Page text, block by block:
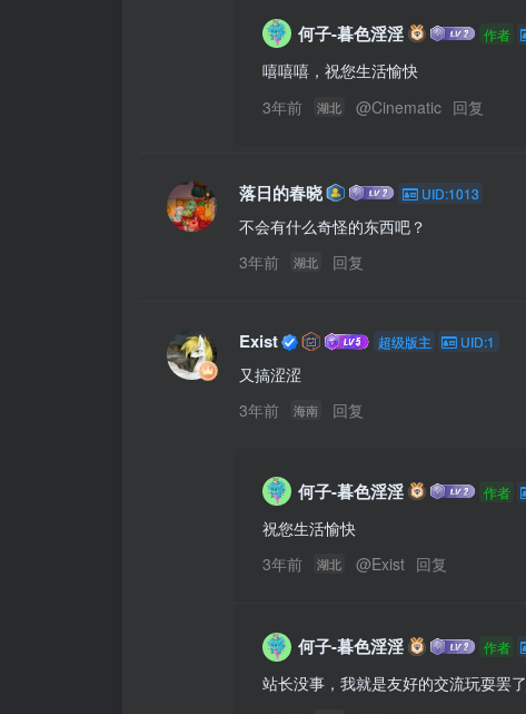
何子-暮色淫淫 作者
嘻嘻嘻，祝您生活愉快
3年前
湖北 @Cinematic 回复
落日的春晓 UID:1013
不会有什么奇怪的东西吧？
3年前
湖北 回复
Exist 超级版主 UID:1
又搞涩涩
3年前
海南 回复
何子-暮色淫淫 作者
祝您生活愉快
3年前
湖北 @Exist 回复
何子-暮色淫淫 作者
站长没事，我就是友好的交流玩耍罢了